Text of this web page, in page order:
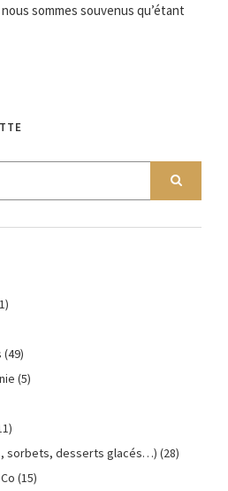
sommes souvenus qu’étant
(49)
(5)
sorbets, desserts glacés…) (28)
(15)